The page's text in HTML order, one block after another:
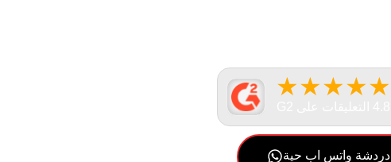
★★★★★
دردشة واتس اب حية